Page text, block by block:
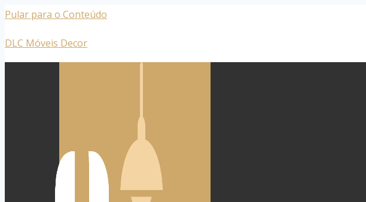
Pular para o Conteúdo
DLC Móveis Decor